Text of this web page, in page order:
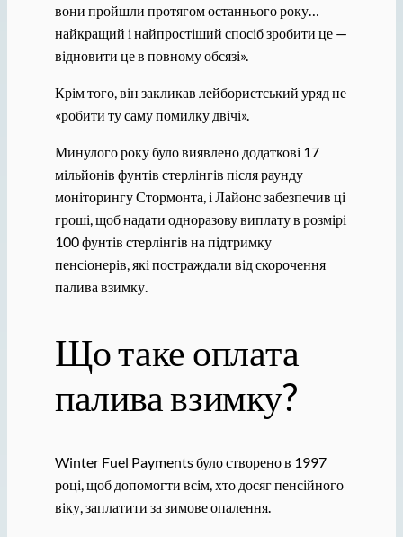
вони пройшли протягом останнього року…
найкращий і найпростіший спосіб зробити це —
відновити це в повному обсязі».
Крім того, він закликав лейбористський уряд не
«робити ту саму помилку двічі».
Минулого року було виявлено додаткові 17
мільйонів фунтів стерлінгів після раунду
моніторингу Стормонта, і Лайонс забезпечив ці
гроші, щоб надати одноразову виплату в розмірі
100 фунтів стерлінгів на підтримку
пенсіонерів, які постраждали від скорочення
палива взимку.
Що таке оплата
палива взимку?
Winter Fuel Payments було створено в 1997
році, щоб допомогти всім, хто досяг пенсійного
віку, заплатити за зимове опалення.